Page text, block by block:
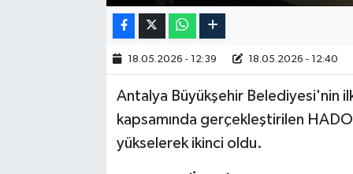
18.05.2026 - 12:39 18.05.2026 - 12:40
Antalya Büyükşehir Belediyesi'nin
kapsamında gerçekleştirilen
yükselerek ikinci oldu.